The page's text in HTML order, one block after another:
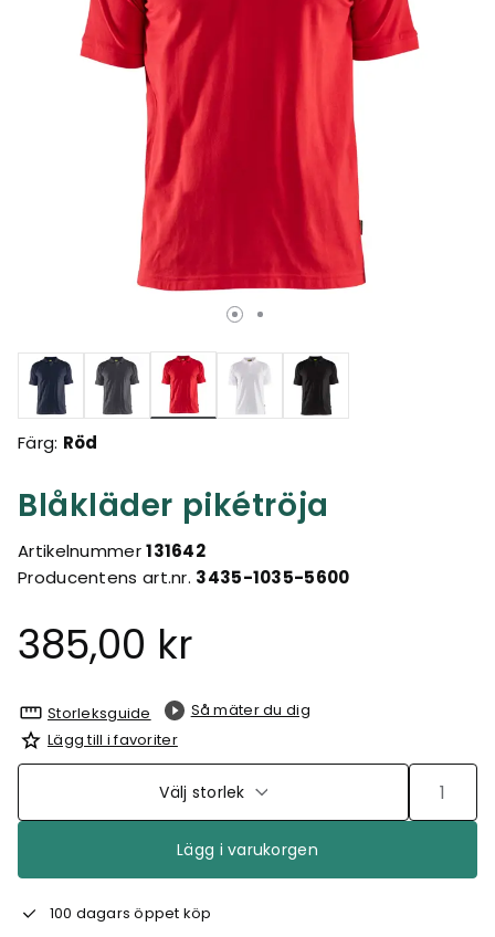
Blåkläder pikétröja
Artikelnummer131642
Producentens art.nr. 3435-1035-5600
385,00 kr
Valda
Färg: Röd
Storleksguide
Så mäter du dig
Lägg till i favoriter
Välj storlek
Lägg i varukorgen
100 dagars öppet köp